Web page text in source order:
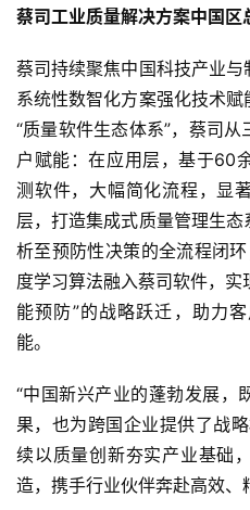
工
能
汽
车
出
行
行
业
资
蔡司工业质量解决方案中国区
蔡司持续聚焦中国科技产业
系统性数智化方案强化技术
“质量软件生态体系”，蔡司
户赋能：在应用层，基于60
测软件，大幅简化流程，显
层，打造集成式质量管理生
析至预防性决策的全流程闭
度学习算法融入蔡司软件，实
能预防”的战略跃迁，助力
能。
“中国新兴产业的蓬勃发展，
果，也为跨国企业提供了战
续以质量创新夯实产业基础
造，携手行业伙伴奔赴高效、